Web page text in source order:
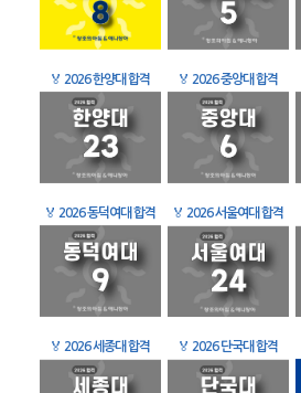
🏅 2026 한양대 합격 🏅 2026 중앙대 합격
🏅 2026 동덕여대 합격 🏅 2026 서울여대 합격
🏅 2026 세종대 합격 🏅 2026 단국대 합격